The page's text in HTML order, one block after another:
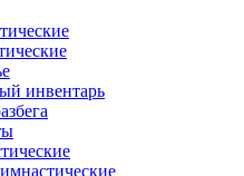
инвентарь